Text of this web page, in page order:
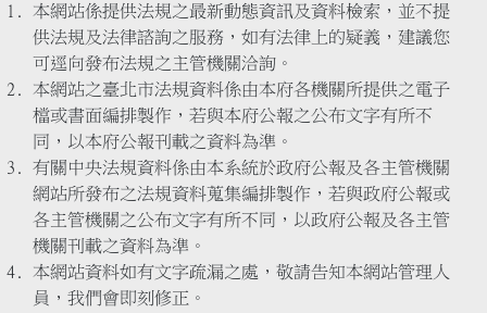
本網站係提供法規之最新動態資訊及資料檢索，並不提
供法規及法律諮詢之服務，如有法律上的疑義，建議您
可逕向發布法規之主管機關洽詢。
本網站之臺北市法規資料係由本府各機關所提供之電子
檔或書面編排製作，若與本府公報之公布文字有所不
同，以本府公報刊載之資料為準。
有關中央法規資料係由本系統於政府公報及各主管機關
網站所發布之法規資料蒐集編排製作，若與政府公報或
各主管機關之公布文字有所不同，以政府公報及各主管
機關刊載之資料為準。
本網站資料如有文字疏漏之處，敬請告知本網站管理人
員，我們會即刻修正。